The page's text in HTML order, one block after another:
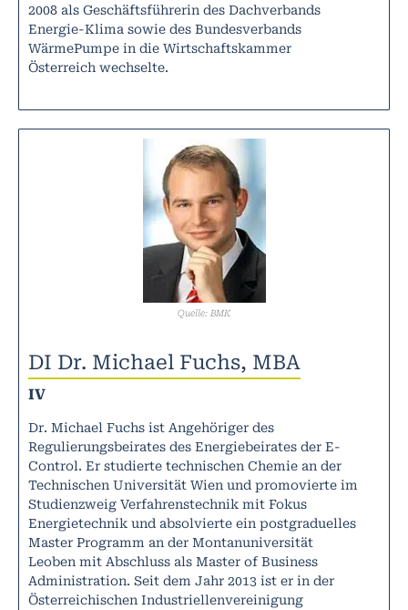
2008 als Geschäftsführerin des Dachverbands
Energie-Klima sowie des Bundesverbands
WärmePumpe in die Wirtschaftskammer
Österreich wechselte.
Quelle: BMK
DI Dr. Michael Fuchs, MBA
IV
Dr. Michael Fuchs ist Angehöriger des
Regulierungsbeirates des Energiebeirates der E-
Control. Er studierte technischen Chemie an der
Technischen Universität Wien und promovierte im
Studienzweig Verfahrenstechnik mit Fokus
Energietechnik und absolvierte ein postgraduelles
Master Programm an der Montanuniversität
Leoben mit Abschluss als Master of Business
Administration. Seit dem Jahr 2013 ist er in der
Österreichischen Industriellenvereinigung